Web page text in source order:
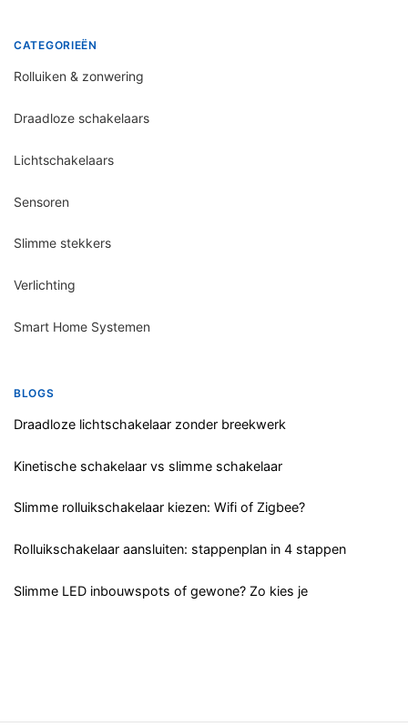
CATEGORIEËN
Rolluiken & zonwering
Draadloze schakelaars
Lichtschakelaars
Sensoren
Slimme stekkers
Verlichting
Smart Home Systemen
BLOGS
Draadloze lichtschakelaar zonder breekwerk
Kinetische schakelaar vs slimme schakelaar
Slimme rolluikschakelaar kiezen: Wifi of Zigbee?
Rolluikschakelaar aansluiten: stappenplan in 4 stappen
Slimme LED inbouwspots of gewone? Zo kies je